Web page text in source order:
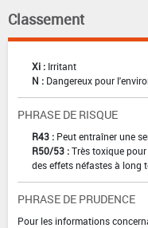
Classement
Xi : Irritant
N : Dangereux pour
PHRASE DE RISQUE
R43 : Peut entraîner une
R50/53 :Très toxique
des effets néfastes à long
PHRASE DE PRUDENCE
Pour les informations